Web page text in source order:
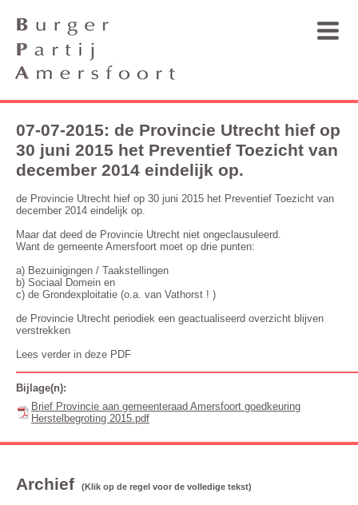
07-07-2015: de Provincie Utrecht hief op
30 juni 2015 het Preventief Toezicht van
december 2014 eindelijk op.
de Provincie Utrecht hief op 30 juni 2015 het Preventief Toezicht van
december 2014 eindelijk op.
Maar dat deed de Provincie Utrecht niet ongeclausuleerd.
Want de gemeente Amersfoort moet op drie punten:
a) Bezuinigingen / Taakstellingen
b) Sociaal Domein en
c) de Grondexploitatie (o.a. van Vathorst ! )
de Provincie Utrecht periodiek een geactualiseerd overzicht blijven
verstrekken
Lees verder in deze PDF
Bijlage(n):
Brief Provincie aan gemeenteraad Amersfoort goedkeuring
Herstelbegroting 2015.pdf
Archief (Klik op de regel voor de volledige tekst)